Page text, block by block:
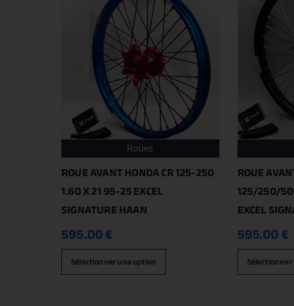
Roues
ROUE AVANT HONDA CR 125-250
1.60 X 21 95-25 EXCEL
SIGNATURE HAAN
595.00€
Sélectionner une option
ROUE
125/250/
EXCEL
595.00€